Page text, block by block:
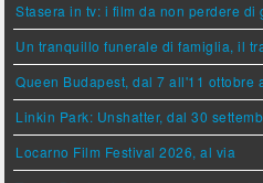
Stasera in tv: i film da non perdere di
Un tranquillo funerale di famiglia, il
Queen Budapest, dal 7 all'11 ottobre
Linkin Park: Unshatter, dal 30
Locarno Film Festival 2026, al via